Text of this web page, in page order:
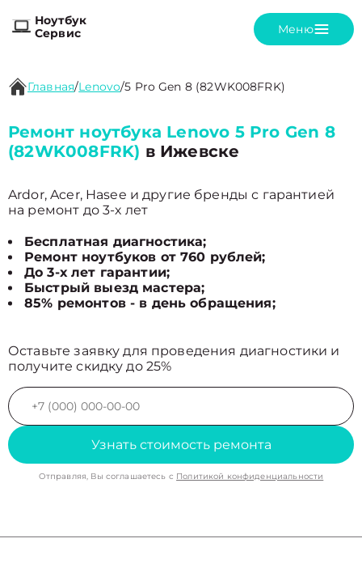
Ноутбук
Сервис
Меню
Главная/Lenovo/5 Pro Gen 8 (82WK008FRK)
Ремонт ноутбука Lenovo 5 Pro Gen 8
(82WK008FRK) в Ижевске
Ardor, Acer, Hasee и другие бренды с гарантией
на ремонт до 3-х лет
Бесплатная диагностика;
Ремонт ноутбуков от 760 рублей;
До 3-х лет гарантии;
Быстрый выезд мастера;
85% ремонтов - в день обращения;
Оставьте заявку для проведения диагностики и
получите скидку до 25%
Узнать стоимость ремонта
Отправляя, Вы соглашаетесь с Политикой конфиденциальности